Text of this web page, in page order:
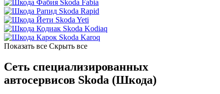
Skoda Fabia
Skoda Rapid
Skoda Yeti
Skoda Kodiaq
Skoda Karoq
Показать все Скрыть все
Сеть специализированных
автосервисов Skoda (Шкода)